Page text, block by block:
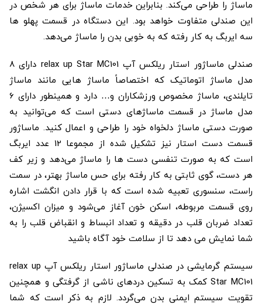
ماساژ را طراحی می‌کند. بنابراین خدمات ماساژ برای هر شخص در
این صندلی متفاوت خواهد بود. این دستگاه در قسمت پهلو ها
سه ایربگ به کار رفته که به خوبی بدن را ماساژ می‌دهد.
صندلی ماساژور استار ریلکس آپ relax up Star MC101 دارای 8
مدل ماساژ اتوماتیک که اختصاصاً ماساژ هایی مانند ماساژ
تایلندی، ماساژ مخصوص ورزشکاران و… دارد و همینطور دارای 6
مدل ماساژ در قسمت ماساژهای دستی است که می‌توانید به
صورت دستی ماساژ دلخواه خود را طراحی و اعمال کنید. ماساژور
قسمت دست استار نیز تشکیل شده از مجموعا 12 عدد ایربگ
است که به صورت تنفسی دست‌ ها را ماساژ می‌دهد و زیر کف
هر دست، گوی ثابتی به کار رفته برای حس ماساژ بهتر، در سمت
راست، سنسوری تعبیه شده است که با قرار دادن انگشت اشاره
روی قسمت مربوطه، اسکن خون آغاز می‌شود و میزان اکسیژن،
تعداد ضربان قلب در دقیقه و تعداد انبساط و انقباض قلب را به
شما نمایش می دهد تا از سلامت خود آگاه باشید
سیستم گرمایشی در صندلی ماساژور استار ریلکس آپ relax up
Star MC101 کمک به تسکین دردهای ناشی از گرفتگی و همچنین
تقویت سیستم ایمنی بدن می‌گردد. لازم به ذکر است که شما